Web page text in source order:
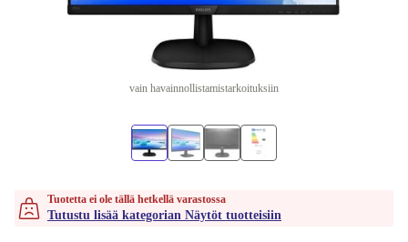
vain havainnollistamistarkoituksiin
Tuotetta ei ole tällä hetkellä varastossa
Tutustu lisää kategorian Näytöt tuotteisiin